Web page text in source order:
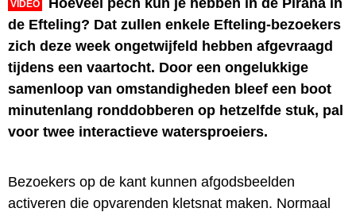
VIDEO
de Efteling? Dat zullen enkele Efteling-bezoekers
zich deze week ongetwijfeld hebben afgevraagd
tijdens een vaartocht. Door een ongelukkige
samenloop van omstandigheden bleef een boot
minutenlang ronddobberen op hetzelfde stuk, pal
voor twee interactieve watersproeiers.
Bezoekers op de kant kunnen afgodsbeelden
activeren die opvarenden kletsnat maken. Normaal